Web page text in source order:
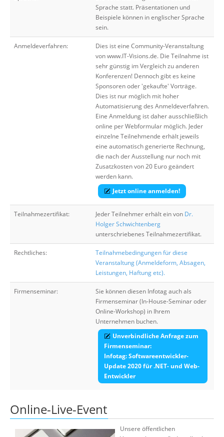
Sprache statt. Präsentationen und
Beispiele können in englischer Sprache
sein.
Anmeldeverfahren:
Dies ist eine Community-Veranstaltung
von www.IT-Visions.de. Die Teilnahme ist
sehr günstig im Vergleich zu anderen
Konferenzen! Dennoch gibt es keine
Sponsoren oder 'gekaufte' Vorträge.
Dies ist nur möglich mit hoher
Automatisierung des Anmeldeverfahren.
Eine Anmeldung ist daher ausschließlich
online per Webformular möglich. Jeder
einzelne Teilnehmende erhält jeweils
eine automatisch generierte Rechnung,
die nach der Ausstellung nur noch mit
Zusatzkosten von 20 Euro geändert
werden kann.
Jetzt online anmelden!
Teilnahmezertifikat: Jeder Teilnehmer erhält ein von Dr.
Holger Schwichtenberg
unterschriebenes Teilnahmezertifikat.
Rechtliches:
Teilnahmebedingungen für diese
Veranstaltung (Anmeldeform, Absagen,
Leistungen, Haftung etc).
Firmenseminar:
Sie können diesen Infotag auch als
Firmenseminar (In-House-Seminar oder
Online-Workshop) in Ihrem
Unternehmen buchen.
Unverbindliche Anfrage zum
Firmenseminar:
Infotag: Softwareentwickler-
Update 2020 für .NET- und Web-
Entwickler
Online-Live-Event
Unsere öffentlichen